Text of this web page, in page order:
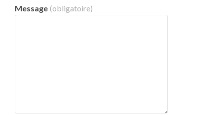
Message (obligatoire)